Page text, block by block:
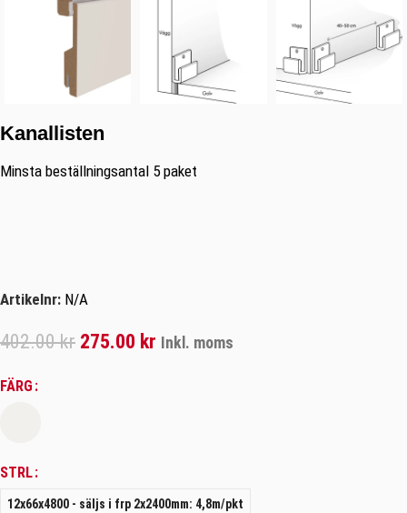
Kanallisten
Minsta beställningsantal 5 paket
Artikelnr: N/A
402.00kr 275.00 kr Inkl. moms
FÄRG
STRL
12x66x4800 - säljs i frp 2x2400mm: 4,8m/pkt